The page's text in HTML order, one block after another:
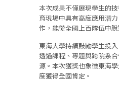
本次成果不僅展現學生的
育現場中具有高度應用潛
作，能從全國上百隊伍中
東海大學持續鼓勵學生投
透過課程、專題與跨院系
源。本次獲獎也象徵東海
度獲得全國肯定。